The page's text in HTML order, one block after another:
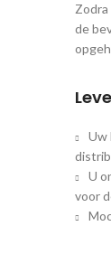
de
Uw
U
voor